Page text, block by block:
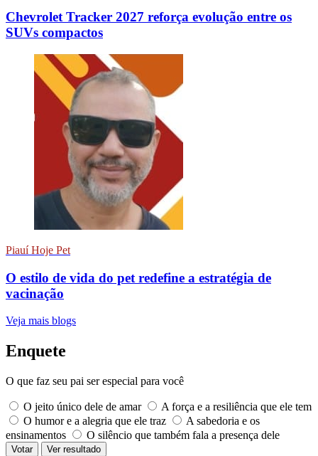
Chevrolet Tracker 2027 reforça evolução entre os
SUVs compactos
Piauí Hoje Pet
O estilo de vida do pet redefine a estratégia de
vacinação
Veja mais blogs
Enquete
O que faz seu pai ser especial para você
O jeito único dele de amar
A força e a resiliência que ele tem
O humor e a alegria que ele traz
A sabedoria e os
ensinamentos
O silêncio que também fala a presença dele
Votar Ver resultado